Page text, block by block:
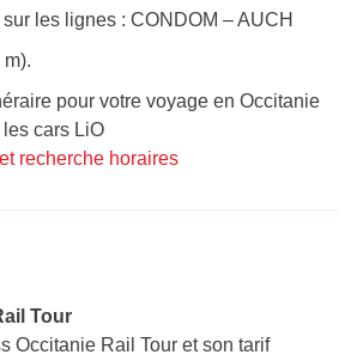
les lignes : CONDOM – AUCH
pour votre voyage en Occitanie
cars LiO
recherche horaires
Tour​
Occitanie Rail Tour et son tarif